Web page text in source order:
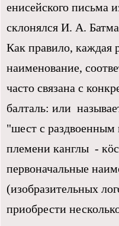
енисейского письма
склонялся И. А.
Как правило, каждая
наименование,
часто связана с
балталь: или
"шест с раздвоенным
племени канглы -
первоначальные
(изобразительных
приобрести